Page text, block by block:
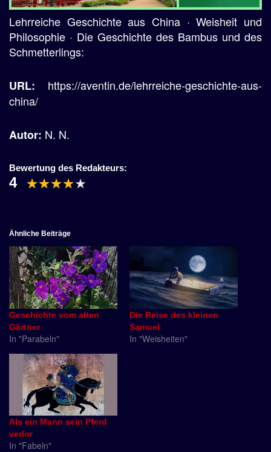
Lehrreiche Geschichte aus China · Weisheit und
Philosophie · Die Geschichte des Bambus und des
Schmetterlings:
URL: https://aventin.de/lehrreiche-geschichte-aus-
china/
Autor: N. N.
Bewertung des Redakteurs:
4
Ähnliche Beiträge
Geschichte vom alten
Gärtner
In "Parabeln"
Die Reise des kleinen
Samuel
In "Weisheiten"
Als ein Mann sein Pferd
verlor
In "Fabeln"